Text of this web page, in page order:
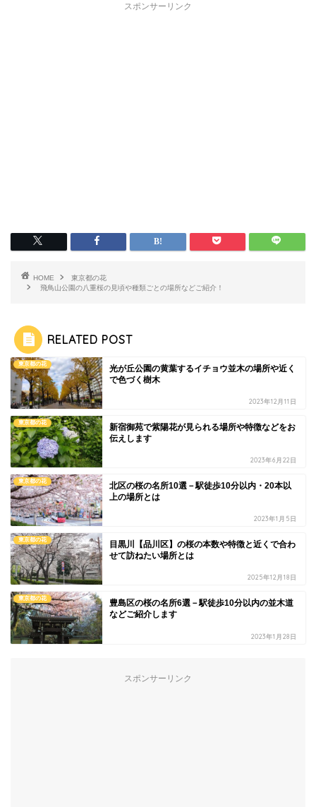
スポンサーリンク
HOME
東京都の花
飛鳥山公園の八重桜の見頃や種類ごとの場所などご紹介！
RELATED POST
東京都の花
光が丘公園の黄葉するイチョウ並木の場所や近く
で色づく樹木
2023年12月11日
東京都の花
新宿御苑で紫陽花が見られる場所や特徴などをお
伝えします
2023年6月22日
東京都の花
北区の桜の名所10選－駅徒歩10分以内・20本以
上の場所とは
2023年1月5日
東京都の花
目黒川【品川区】の桜の本数や特徴と近くで合わ
せて訪ねたい場所とは
2025年12月18日
東京都の花
豊島区の桜の名所6選－駅徒歩10分以内の並木道
などご紹介します
2023年1月28日
スポンサーリンク